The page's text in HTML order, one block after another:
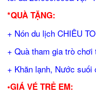
*QUÀ TẶNG:
+ Nón du lịch CHIÊU
+ Quà tham gia trò chơi
+ Khăn lạnh, Nước suối
•GIÁ VÉ TRẺ EM: